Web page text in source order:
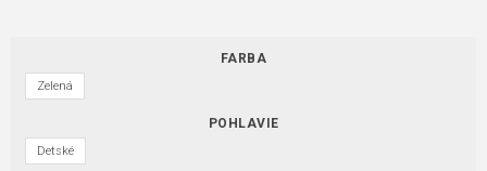
FARBA
Zelená
POHLAVIE
Detské